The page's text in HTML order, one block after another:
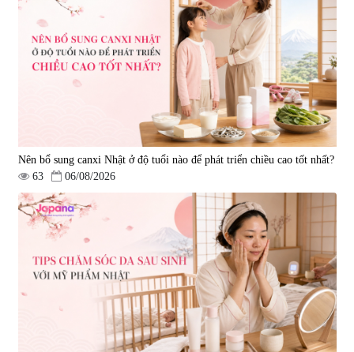
Nên bổ sung canxi Nhật ở độ tuổi nào để phát triển chiều cao tốt nhất?
63
06/08/2026